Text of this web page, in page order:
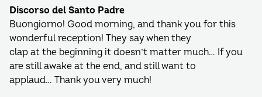
Discorso del Santo Padre
Buongiorno! Good morning, and thank you for this
wonderful reception! They say when they
clap at the beginning it doesn’t matter much… If you
are still awake at the end, and still want to
applaud… Thank you very much!